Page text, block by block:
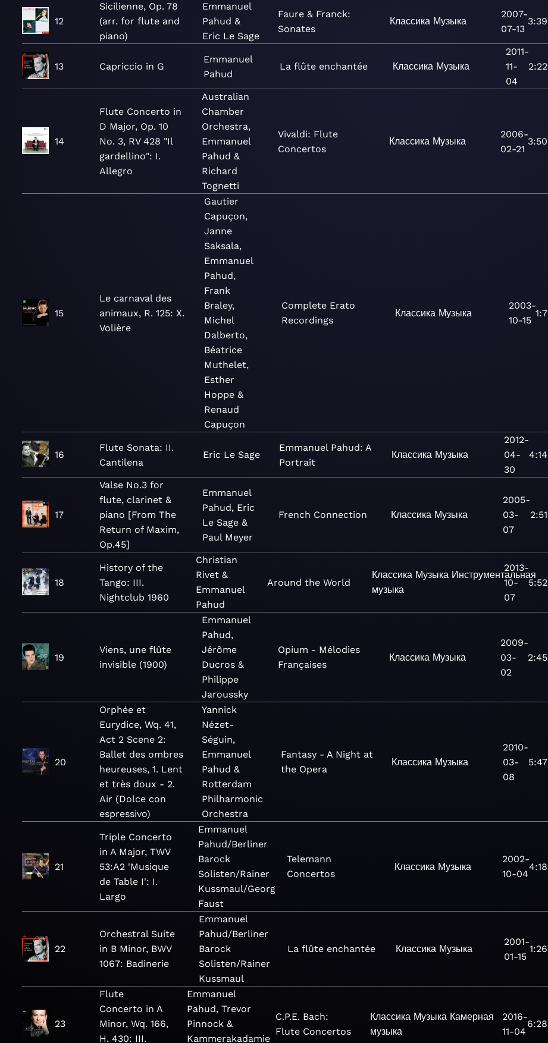
12
Sicilienne, Op. 78
(arr. for flute and
piano)
Emmanuel
Pahud &
Eric Le Sage
Faure & Franck:
Sonates
Классика Музыка
2007-
07-13
3:39
13 Capriccio in G
Emmanuel
Pahud
La flûte enchantée Классика Музыка
2011-
11-
04
2:22
14
Flute Concerto in
D Major, Op. 10
No. 3, RV 428 "Il
gardellino": I.
Allegro
Australian
Chamber
Orchestra,
Emmanuel
Pahud &
Richard
Tognetti
Vivaldi: Flute
Concertos
Классика Музыка
2006-
02-21
3:50
15
Le carnaval des
animaux, R. 125: X.
Volière
Gautier
Capuçon,
Janne
Saksala,
Emmanuel
Pahud,
Frank
Braley,
Michel
Dalberto,
Béatrice
Muthelet,
Esther
Hoppe &
Renaud
Capuçon
Complete Erato
Recordings
Классика Музыка
2003-
10-15
1:7
16
Flute Sonata: II.
Cantilena
Eric Le Sage
Emmanuel Pahud: A
Portrait
Классика Музыка
2012-
04-
30
4:14
17
Valse No.3 for
flute, clarinet &
piano [From The
Return of Maxim,
Op.45]
Emmanuel
Pahud, Eric
Le Sage &
Paul Meyer
French Connection Классика Музыка
2005-
03-
07
2:51
18
History of the
Tango: III.
Nightclub 1960
Christian
Rivet &
Emmanuel
Pahud
Around the World
Классика Музыка Инструментальная
музыка
2013-
10-
07
5:52
19
Viens, une flûte
invisible (1900)
Emmanuel
Pahud,
Jérôme
Ducros &
Philippe
Jaroussky
Opium - Mélodies
Françaises
Классика Музыка
2009-
03-
02
2:45
20
Orphée et
Eurydice, Wq. 41,
Act 2 Scene 2:
Ballet des ombres
heureuses, 1. Lent
et très doux - 2.
Air (Dolce con
espressivo)
Yannick
Nézet-
Séguin,
Emmanuel
Pahud &
Rotterdam
Philharmonic
Orchestra
Fantasy - A Night at
the Opera
Классика Музыка
2010-
03-
08
5:47
21
Triple Concerto
in A Major, TWV
53:A2 'Musique
de Table I': I.
Largo
Emmanuel
Pahud/Berliner
Barock
Solisten/Rainer
Kussmaul/Georg
Faust
Telemann
Concertos
Классика Музыка
2002-
10-04
4:18
22
Orchestral Suite
in B Minor, BWV
1067: Badinerie
Emmanuel
Pahud/Berliner
Barock
Solisten/Rainer
Kussmaul
La flûte enchantée Классика Музыка
2001-
01-15
1:26
23
Flute
Concerto in A
Minor, Wq. 166,
H. 430: III.
Emmanuel
Pahud, Trevor
Pinnock &
Kammerakadamie
C.P.E. Bach:
Flute Concertos
Классика Музыка Камерная
музыка
2016-
11-04
6:28